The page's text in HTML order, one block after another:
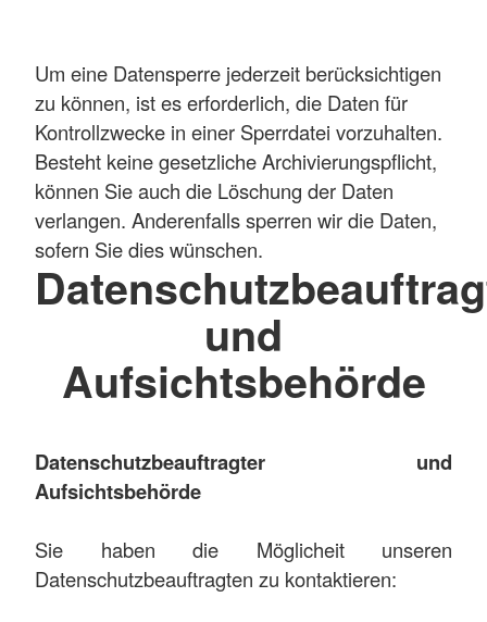
Um eine Datensperre jederzeit berücksichtigen
zu können, ist es erforderlich, die Daten für
Kontrollzwecke in einer Sperrdatei vorzuhalten.
Besteht keine gesetzliche Archivierungspflicht,
können Sie auch die Löschung der Daten
verlangen. Anderenfalls sperren wir die Daten,
sofern Sie dies wünschen.
und
Aufsichtsbehörde
Datenschutzbeauftragter und
Aufsichtsbehörde
Sie haben die Möglicheit unseren
Datenschutzbeauftragten zu kontaktieren: